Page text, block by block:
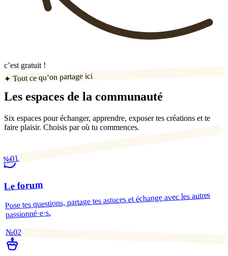
c’est gratuit !
✦ Tout ce qu’on partage ici
Les espaces de la communauté
Six espaces pour échanger, apprendre, exposer tes créations et te
faire plaisir. Choisis par où tu commences.
№01
Le forum
Pose tes questions, partage tes astuces et échange avec les autres
passionné·e·s.
№02